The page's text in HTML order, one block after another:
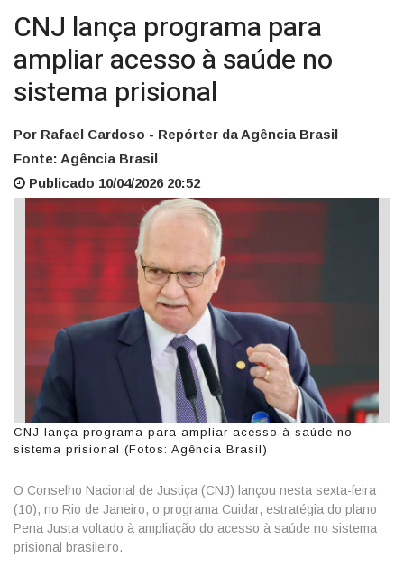
CNJ lança programa para
ampliar acesso à saúde no
sistema prisional
Por Rafael Cardoso - Repórter da Agência Brasil
Fonte: Agência Brasil
Publicado 10/04/2026 20:52
CNJ lança programa para ampliar acesso à saúde no
sistema prisional (Fotos: Agência Brasil)
O Conselho Nacional de Justiça (CNJ) lançou nesta sexta-feira
(10), no Rio de Janeiro, o programa Cuidar, estratégia do plano
Pena Justa voltado à ampliação do acesso à saúde no sistema
prisional brasileiro.